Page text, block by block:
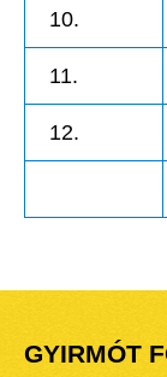
10.
11.
12.
GYIRMÓT